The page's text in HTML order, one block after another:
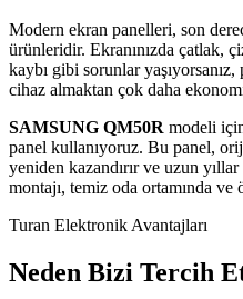
Modern ekran panelleri, son
ürünleridir. Ekranınızda çatlak,
kaybı gibi sorunlar
cihaz almaktan çok daha
SAMSUNG QM50R modeli
panel kullanıyoruz. Bu panel,
yeniden kazandırır ve uzun
montajı, temiz oda ortamında
Turan Elektronik Avantajları
Neden Bizi Tercih